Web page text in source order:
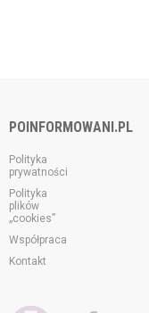
POINFORMOWANI.PL
Polityka
prywatności
Polityka
plików
„cookies”
Współpraca
Kontakt